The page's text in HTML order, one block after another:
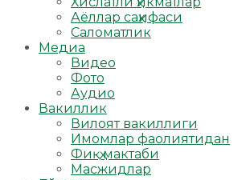
Аёллар саҳифаси
Саломатлик
Медиа
Видео
Фото
Аудио
Вакиллик
Вилоят вакиллиги
Имомлар фаолиятидан
Фиқҳ мактаби
Масжидлар